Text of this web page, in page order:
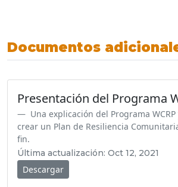
Documentos
Presentación del Programa
Una explicación del Programa
crear un Plan de Resiliencia
fin.
Última actualización: Oct 12, 2021
Descargar